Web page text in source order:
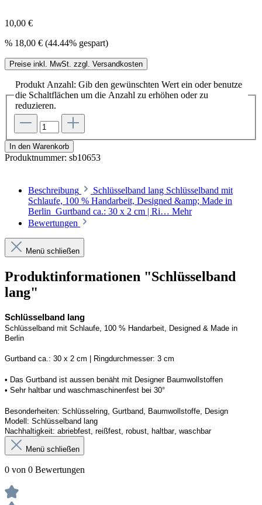
10,00 €
% 18,00 € (44.44% gespart)
Preise inkl. MwSt. zzgl. Versandkosten
Produkt Anzahl: Gib den gewünschten Wert ein oder benutze
die Schaltflächen um die Anzahl zu erhöhen oder zu
reduzieren.
In den Warenkorb
Produktnummer: sb10653
Beschreibung
Schlüsselband lang Schlüsselband mit
Schlaufe, 100 % Handarbeit, Designed &amp; Made in
Berlin Gurtband ca.: 30 x 2 cm | Ri… Mehr
Bewertungen
Menü schließen
Produktinformationen "Schlüsselband
lang"
Schlüsselband lang
Schlüsselband mit Schlaufe, 100 % Handarbeit, Designed & Made in
Berlin
Gurtband ca.: 30 x 2 cm | Ringdurchmesser: 3 cm
• Das Gurtband ist aussen benäht mit Designer Baumwollstoffen
• Sehr haltbar und waschmaschinenfest bei 30°
Besonderheiten: Schlüsselring, Gurtband, Baumwollstoffe, Design
Modell: Schlüsselband lang
Nachhaltigkeit: abriebfest, reißfest, robust, haltbar, waschbar
Menü schließen
0 von 0 Bewertungen